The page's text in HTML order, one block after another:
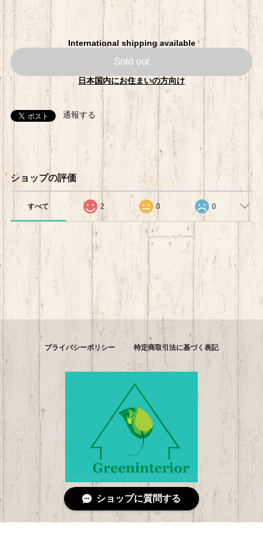
International shipping available
Sold out
日本国内にお住まいの方向け
通報する
ショップの評価
すべて 2 0 0
プライバシーポリシー 特定商取引法に基づく表記
ショップに質問する